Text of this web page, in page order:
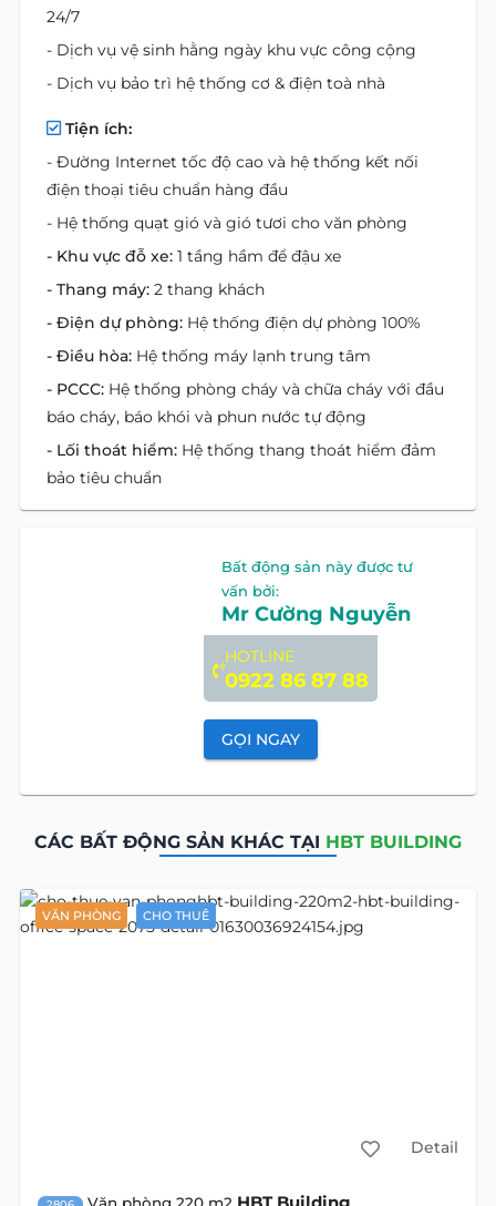
24/7
- Dịch vụ vệ sinh hằng ngày khu vực công cộng
- Dịch vụ bảo trì hệ thống cơ & điện toà nhà
Tiện ích:
- Đường Internet tốc độ cao và hệ thống kết nối
điện thoại tiêu chuẩn hàng đầu
- Hệ thống quạt gió và gió tươi cho văn phòng
- Khu vực đỗ xe: 1 tầng hầm để đậu xe
- Thang máy: 2 thang khách
- Điện dự phòng: Hệ thống điện dự phòng 100%
- Điều hòa: Hệ thống máy lạnh trung tâm
- PCCC: Hệ thống phòng cháy và chữa cháy với đầu
báo cháy, báo khói và phun nước tự động
- Lối thoát hiểm: Hệ thống thang thoát hiểm đảm
bảo tiêu chuẩn
Äá»‹a chá»‰: đường Hai Bà Trưng, phường Tân
Định, Hồ Chí Minh
đường Hai Bà Trưng, Phường Đa Kao, Quận
1, Hồ Chí Minh
alive
map
Bất động sản này được tư